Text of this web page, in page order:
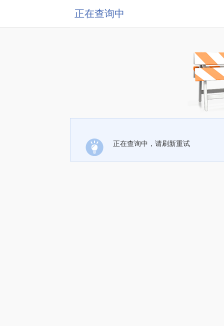
正在查询中
正在查询中，请刷新重试